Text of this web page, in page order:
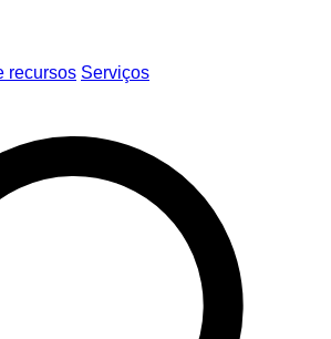
recursos Serviços